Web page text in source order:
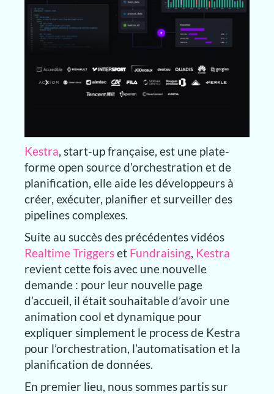
Kestra, start-up française, est une plate-
forme open source d’orchestration et de
planification, elle aide les développeurs à
créer, exécuter, planifier et surveiller des
pipelines complexes.
Suite au succès des précédentes vidéos
Realtime Triggerset Fundraising, Kestra
revient cette fois avec une nouvelle
demande : pour leur nouvelle page
d’accueil, il était souhaitable d’avoir une
animation cool et dynamique pour
expliquer simplement le process de Kestra
pour l’orchestration, l’automatisation et la
planification de données.
En premier lieu, nous sommes partis sur